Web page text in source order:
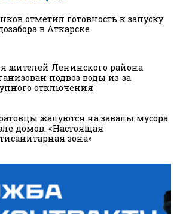
отметил готовность к запуску
в Аткарске
жителей Ленинского района
подвоз воды из-за
отключения
жалуются на завалы мусора
домов: «Настоящая
зона»